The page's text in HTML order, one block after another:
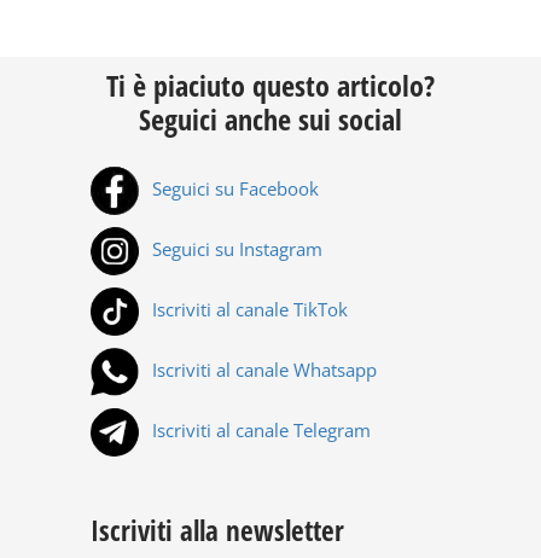
Ti è piaciuto questo articolo?
Seguici anche sui social
Seguici su Facebook
Seguici su Instagram
Iscriviti al canale TikTok
Iscriviti al canale Whatsapp
Iscriviti al canale Telegram
Iscriviti alla newsletter